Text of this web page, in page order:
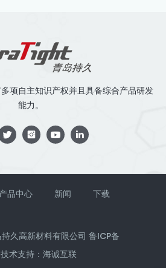
项自主知识产权并且具备综合产品研发
能力。
产品中心 新闻
下载
高新材料有限公司 鲁ICP备
技术支持：海诚互联